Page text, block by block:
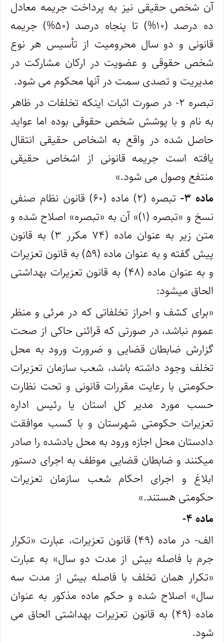
آن شخص حقیقی نیز به پرداخت جریمه معادل
ده درصد (۱۰%) تا پنجاه درصد (۵۰%) جریمه
قانونی و دو سال محرومیت از تأسیس هر نوع
شخص حقوقی و عضویت در ارکان مشارکت در
مدیریت و تصدی سمت در آنها محکوم می شود.
تبصره ۲- در صورت اثبات اینکه تخلفات در ظاهر
به نام و با پوشش شخص حقوقی بوده اما عواید
حاصل شده در واقع به اشخاص حقیقی انتقال
یافته است جریمه قانونی از اشخاص حقیقی
منتفع وصول می شود.»
ماده ۳-
تبصره (۲) ماده (۶۰) قانون نظام صنفی
نسخ و «تبصره (۱)» آن به «تبصره» اصلاح شده و
متن زیر به عنوان ماده (۷۴ مکرر ۳) به قانون
پیش گفته و به عنوان ماده (۵۹) به قانون تعزیرات
و به عنوان ماده (۴۸) به قانون تعزیرات بهداشتی
الحاق میشود:
«برای کشف و احراز تخلفاتی که در مرئی و منظر
عموم نباشد، در صورتی که قرائنی حاکی از صحت
گزارش ضابطان قضایی و ضرورت ورود به محل
تخلف وجود داشته باشد، شعب سازمان تعزیرات
حکومتی با رعایت مقررات قانونی و تحت نظارت
حسب مورد مدیر کل استان یا رئیس اداره
تعزیرات حکومتی شهرستان و با کسب موافقت
دادستان محل اجازه ورود به محل یادشده را صادر
میکنند و ضابطان قضایی موظف به اجرای دستور
ابلاغ و اجرای احکام شعب سازمان تعزیرات
حکومتی هستند.»
ماده ۴-
الف- در ماده (۴۹) قانون تعزیرات، عبارت «تکرار
جرم با فاصله بیش از مدت دو سال» به عبارت
«تکرار همان تخلف با فاصله بیش از مدت سه
سال» اصلاح شده و حکم ماده مذکور به عنوان
ماده (۴۹) به قانون تعزیرات بهداشتی الحاق می
شود.